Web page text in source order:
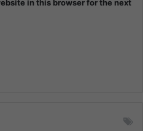
in this browser for the next